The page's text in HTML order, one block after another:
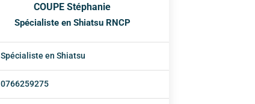
COUPE Stéphanie
Spécialiste en Shiatsu RNCP
Spécialiste en Shiatsu
0766259275